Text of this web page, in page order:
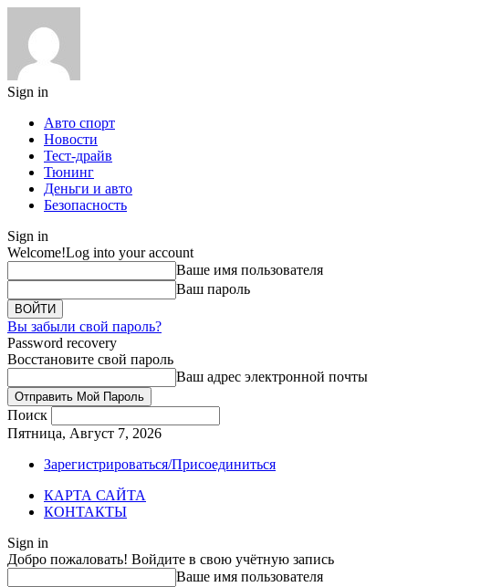
Sign in
Авто спорт
Новости
Тест-драйв
Тюнинг
Деньги и авто
Безопасность
Sign in
Welcome!Log into your account
Ваше имя пользователя
Ваш пароль
Вы забыли свой пароль?
Password recovery
Восстановите свой пароль
Ваш адрес электронной почты
Поиск
Пятница, Август 7, 2026
Зарегистрироваться/Присоединиться
КАРТА САЙТА
КОНТАКТЫ
Sign in
Добро пожаловать! Войдите в свою учётную запись
Ваше имя пользователя